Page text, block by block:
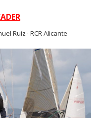
Ruiz · RCR Alicante